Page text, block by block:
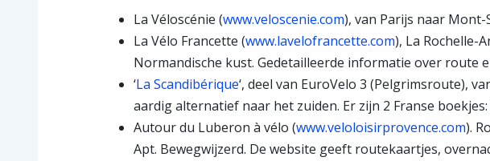
La Véloscénie (www.veloscenie.com), van Parijs naar
La Vélo Francette (www.lavelofrancette.com), La Rochelle-
Normandische kust. Gedetailleerde informatie over route
‘La Scandibérique‘, deel van EuroVelo 3 (Pelgrimsroute),
aardig alternatief naar het zuiden. Er zijn 2 Franse
Autour du Luberon à vélo (www.veloloisirprovence.com).
Apt. Bewegwijzerd. De website geeft routekaartjes,